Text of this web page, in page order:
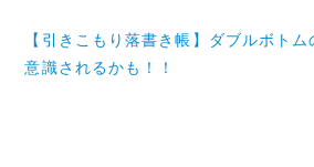
ビ
【引きこもり落書き帳】ダブルボト
意識されるかも！！